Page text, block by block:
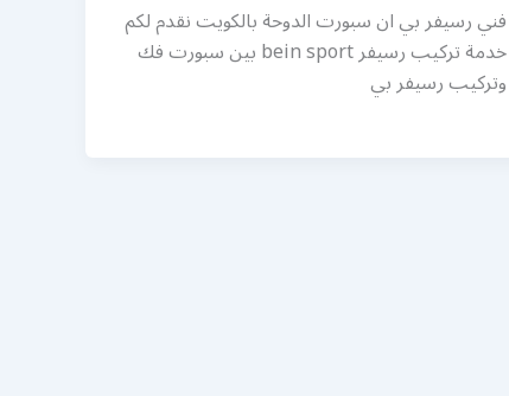
فني رسيفر بي ان سبورت الدوحة بالكويت نقدم لكم
خدمة تركيب رسيفر bein sport بين سبورت فك
وتركيب رسيفر بي